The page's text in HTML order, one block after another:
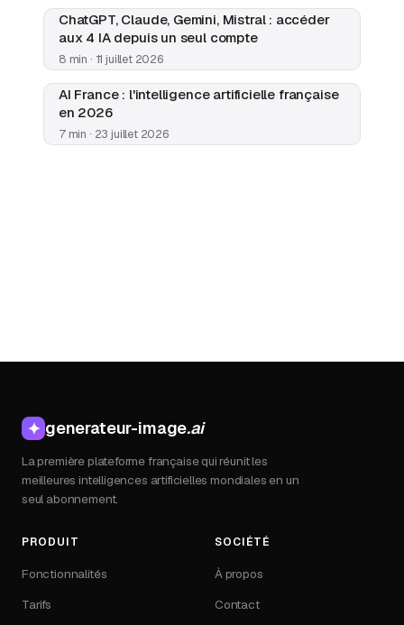
ChatGPT, Claude, Gemini, Mistral : accéder
aux 4 IA depuis un seul compte
8 min · 11 juillet 2026
AI France : l'intelligence artificielle française
en 2026
7 min · 23 juillet 2026
✦ generateur-image.ai
La première plateforme française qui réunit les
meilleures intelligences artificielles mondiales en un
seul abonnement.
PRODUIT
Fonctionnalités
Tarifs
SOCIÉTÉ
À propos
Contact